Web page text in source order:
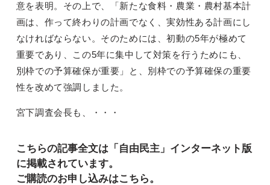
意を表明。その上で、「新たな食料・農業・農村基本計
画は、作って終わりの計画でなく、実効性ある計画にし
なければならない。そのためには、初動の5年が極めて
重要であり、この5年に集中して対策を行うためにも、
別枠での予算確保が重要」と、別枠での予算確保の重要
性を改めて強調しました。
宮下調査会長も、・・・
こちらの記事全文は「自由民主」インターネット版
に掲載されています。
ご購読のお申し込みはこちら。